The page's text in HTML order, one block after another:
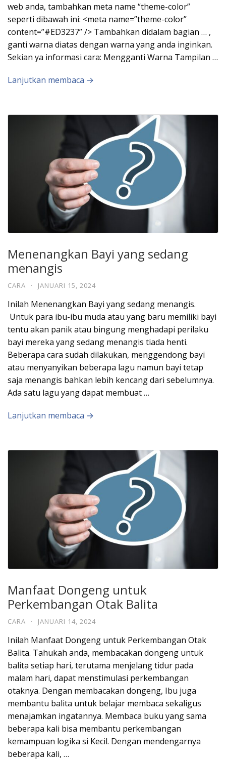
web anda, tambahkan meta name “theme-color”
seperti dibawah ini: <meta name=”theme-color”
content=”#ED3237” /> Tambahkan didalam bagian … ,
ganti warna diatas dengan warna yang anda inginkan.
Sekian ya informasi cara: Mengganti Warna Tampilan …
Lanjutkan membaca →
Menenangkan Bayi yang sedang
menangis
CARA · JANUARI 15, 2024
Inilah Menenangkan Bayi yang sedang menangis.
Untuk para ibu-ibu muda atau yang baru memiliki bayi
tentu akan panik atau bingung menghadapi perilaku
bayi mereka yang sedang menangis tiada henti.
Beberapa cara sudah dilakukan, menggendong bayi
atau menyanyikan beberapa lagu namun bayi tetap
saja menangis bahkan lebih kencang dari sebelumnya.
Ada satu lagu yang dapat membuat …
Lanjutkan membaca →
Manfaat Dongeng untuk
Perkembangan Otak Balita
CARA · JANUARI 14, 2024
Inilah Manfaat Dongeng untuk Perkembangan Otak
Balita. Tahukah anda, membacakan dongeng untuk
balita setiap hari, terutama menjelang tidur pada
malam hari, dapat menstimulasi perkembangan
otaknya. Dengan membacakan dongeng, Ibu juga
membantu balita untuk belajar membaca sekaligus
menajamkan ingatannya. Membaca buku yang sama
beberapa kali bisa membantu perkembangan
kemampuan logika si Kecil. Dengan mendengarnya
beberapa kali, …